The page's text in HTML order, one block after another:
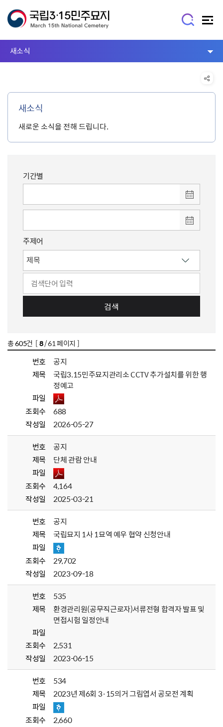
새소식
새소식
새로운 소식을 전해 드립니다.
기간별
주제어
검색
총605건 [8/ 61 페이지 ]
번호
공지
제목
국립3.15민주묘지관리소 CCTV 추가설치를 위한 행
정예고
파일
조회수
688
작성일
2026-05-27
번호
공지
제목
단체 관람 안내
파일
조회수
4,164
작성일
2025-03-21
번호
공지
제목
국립묘지 1사 1묘역 예우 협약 신청안내
파일
조회수
29,702
작성일
2023-09-18
번호
535
제목
환경관리원(공무직근로자)서류전형 합격자 발표 및
면접시험 일정안내
파일
조회수
2,531
작성일
2023-06-15
번호
534
제목
2023년 제6회 3·15의거 그림엽서 공모전 계획
파일
조회수
2,660